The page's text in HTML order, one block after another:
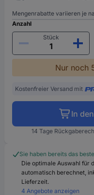
Mengenrabatte variieren je
Anzahl
Stück
Nur noch
Kostenfreier Versand mit
In
14 Tage
Sie haben bereits das
Die optimale Auswahl für
automatisch berechnet,
Lieferzeit.
4 Angebote anzeigen